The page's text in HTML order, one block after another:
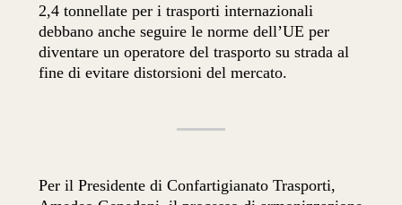
2,4 tonnellate per i trasporti internazionali
debbano anche seguire le norme dell’UE per
diventare un operatore del trasporto su strada al
fine di evitare distorsioni del mercato.
Per il Presidente di Confartigianato Trasporti,